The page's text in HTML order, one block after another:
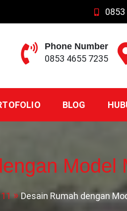
Phone Number
0853 4655 7235
BLOG
Model
11 Desain Rumah dengan